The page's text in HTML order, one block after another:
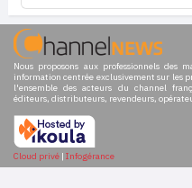
Nous proposons aux professionnels des
information centrée exclusivement sur les
l'ensemble des acteurs du channel
éditeurs, distributeurs, revendeurs,
Cloud privé | Infogérance